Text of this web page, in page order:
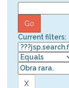
Current filters: